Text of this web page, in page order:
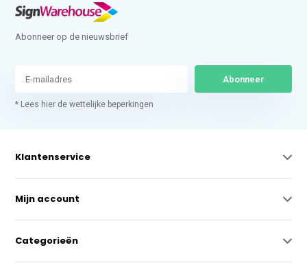
Abonneer op de nieuwsbrief
Abonneer
* Lees hier de wettelijke beperkingen
Klantenservice
Mijn account
Categorieën